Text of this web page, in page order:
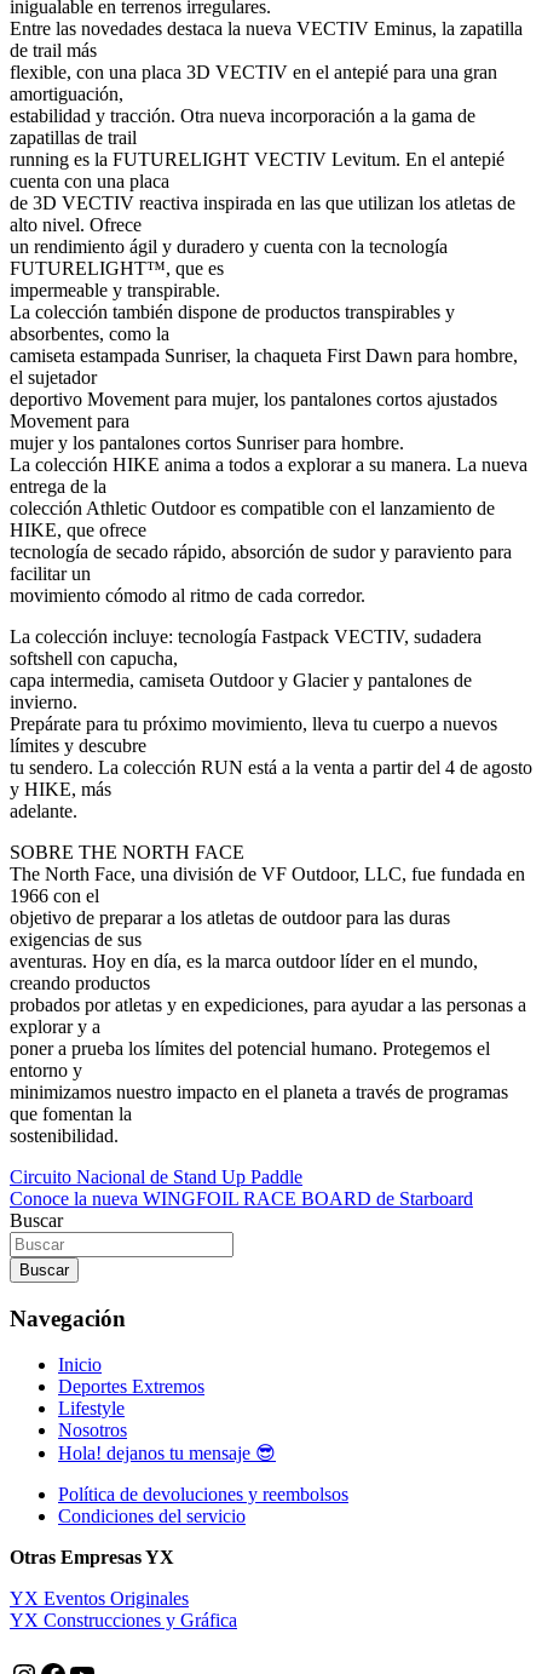
inigualable en terrenos irregulares.
Entre las novedades destaca la nueva VECTIV Eminus, la zapatilla
de trail más
flexible, con una placa 3D VECTIV en el antepié para una gran
amortiguación,
estabilidad y tracción. Otra nueva incorporación a la gama de
zapatillas de trail
running es la FUTURELIGHT VECTIV Levitum. En el antepié
cuenta con una placa
de 3D VECTIV reactiva inspirada en las que utilizan los atletas de
alto nivel. Ofrece
un rendimiento ágil y duradero y cuenta con la tecnología
FUTURELIGHT™, que es
impermeable y transpirable.
La colección también dispone de productos transpirables y
absorbentes, como la
camiseta estampada Sunriser, la chaqueta First Dawn para hombre,
el sujetador
deportivo Movement para mujer, los pantalones cortos ajustados
Movement para
mujer y los pantalones cortos Sunriser para hombre.
La colección HIKE anima a todos a explorar a su manera. La nueva
entrega de la
colección Athletic Outdoor es compatible con el lanzamiento de
HIKE, que ofrece
tecnología de secado rápido, absorción de sudor y paraviento para
facilitar un
movimiento cómodo al ritmo de cada corredor.
La colección incluye: tecnología Fastpack VECTIV, sudadera
softshell con capucha,
capa intermedia, camiseta Outdoor y Glacier y pantalones de
invierno.
Prepárate para tu próximo movimiento, lleva tu cuerpo a nuevos
límites y descubre
tu sendero. La colección RUN está a la venta a partir del 4 de agosto
y HIKE, más
adelante.
SOBRE THE NORTH FACE
The North Face, una división de VF Outdoor, LLC, fue fundada en
1966 con el
objetivo de preparar a los atletas de outdoor para las duras
exigencias de sus
aventuras. Hoy en día, es la marca outdoor líder en el mundo,
creando productos
probados por atletas y en expediciones, para ayudar a las personas a
explorar y a
poner a prueba los límites del potencial humano. Protegemos el
entorno y
minimizamos nuestro impacto en el planeta a través de programas
que fomentan la
sostenibilidad.
Navegación
de
entradas
Circuito Nacional de Stand Up Paddle
Conoce la nueva WINGFOIL RACE BOARD de Starboard
Buscar
Buscar
Navegación
Inicio
Deportes Extremos
Lifestyle
Nosotros
Hola! dejanos tu mensaje 😎
Política de devoluciones y reembolsos
Condiciones del servicio
Otras Empresas YX
YX Eventos Originales
YX Construcciones y Gráfica